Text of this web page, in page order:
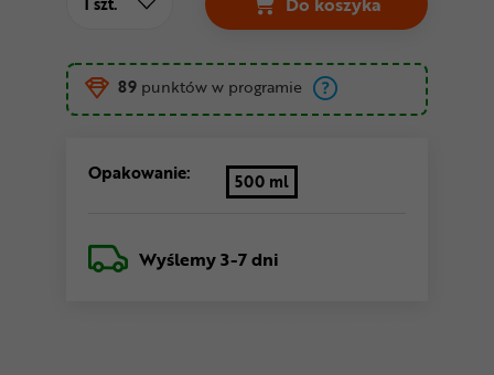
Płyn hamulcowy
89 punktów w programie
Opakowanie: 500 ml
Wyślemy3-7 dni